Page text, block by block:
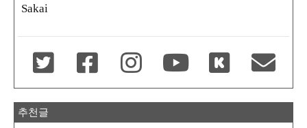
Sakai
추천글